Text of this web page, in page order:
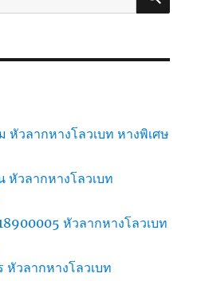
หัวลากหางโลวเบท หางพิเศษ
หัวลากหางโลวเบท
หัวลากหางโลวเบท
หัวลากหางโลวเบท